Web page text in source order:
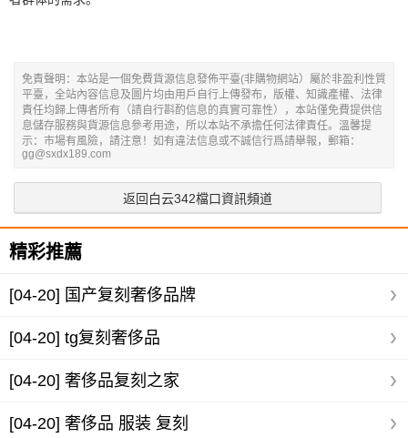
免責聲明：本站是一個免費貨源信息發佈平臺(非購物網站）屬於非盈利性質
平臺，全站內容信息及圖片均由用戶自行上傳發布，版權、知識產權、法律
責任均歸上傳者所有（請自行斟酌信息的真實可靠性），本站僅免費提供信
息儲存服務與貨源信息參考用途，所以本站不承擔任何法律責任。溫馨提
示：市場有風險，請注意！如有違法信息或不誠信行爲請舉報，郵箱：
gg@sxdx189.com
返回白云342檔口資訊頻道
精彩推薦
[04-20] 国产复刻奢侈品牌
[04-20] tg复刻奢侈品
[04-20] 奢侈品复刻之家
[04-20] 奢侈品 服装 复刻